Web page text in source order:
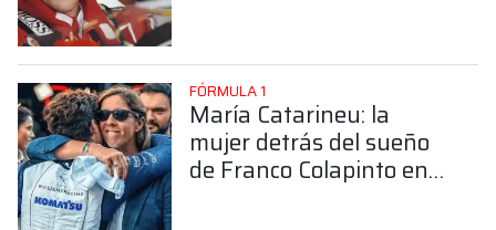
FÓRMULA 1
María Catarineu: la
mujer detrás del sueño
de Franco Colapinto en